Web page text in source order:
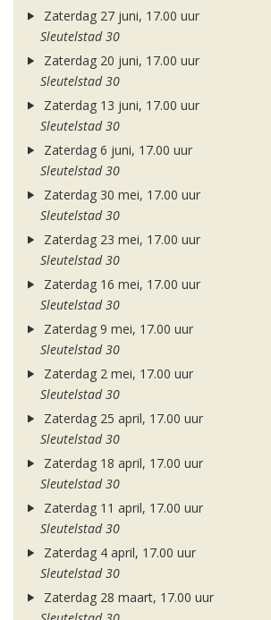
Zaterdag 27 juni, 17.00 uur
Sleutelstad 30
Zaterdag 20 juni, 17.00 uur
Sleutelstad 30
Zaterdag 13 juni, 17.00 uur
Sleutelstad 30
Zaterdag 6 juni, 17.00 uur
Sleutelstad 30
Zaterdag 30 mei, 17.00 uur
Sleutelstad 30
Zaterdag 23 mei, 17.00 uur
Sleutelstad 30
Zaterdag 16 mei, 17.00 uur
Sleutelstad 30
Zaterdag 9 mei, 17.00 uur
Sleutelstad 30
Zaterdag 2 mei, 17.00 uur
Sleutelstad 30
Zaterdag 25 april, 17.00 uur
Sleutelstad 30
Zaterdag 18 april, 17.00 uur
Sleutelstad 30
Zaterdag 11 april, 17.00 uur
Sleutelstad 30
Zaterdag 4 april, 17.00 uur
Sleutelstad 30
Zaterdag 28 maart, 17.00 uur